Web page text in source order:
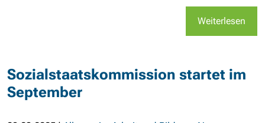
Weiterlesen
Sozialstaatskommission startet im
September